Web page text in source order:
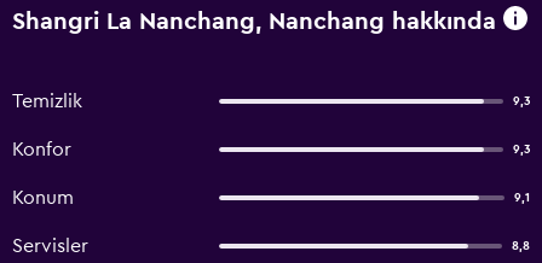
Shangri La Nanchang, Nanchang hakkında
Temizlik 9,3
Konfor 9,3
Konum 9,1
Servisler 8,8